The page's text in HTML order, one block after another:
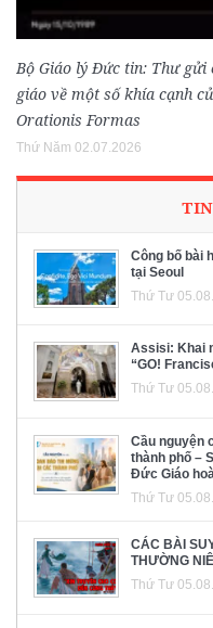
Bộ Giáo lý Đức tin: Thư gửi
giáo về một số khía cạnh
Orationis Formas
Thứ Năm 02.07.2026
Công bố bài
tại Seoul
Thứ Tư
Assisi: Khai
“GO!
Thứ Tư
Cầu nguyện
thành phố –
Đức Giáo
Thứ Tư
CÁC BÀI
THƯỜNG
Thứ Tư